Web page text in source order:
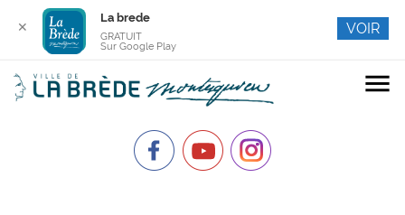
menu
✕
La brede
GRATUIT
Sur Google Play
VOIR